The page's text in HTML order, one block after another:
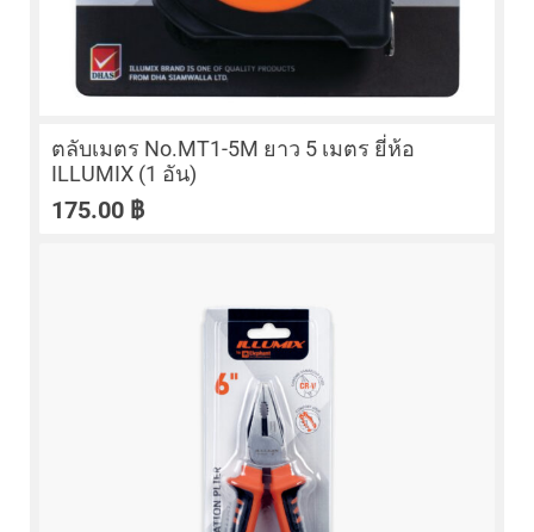
ตลับเมตร No.MT1-5M ยาว 5 เมตร ยี่ห้อ
ILLUMIX (1 อัน)
175.00 ฿